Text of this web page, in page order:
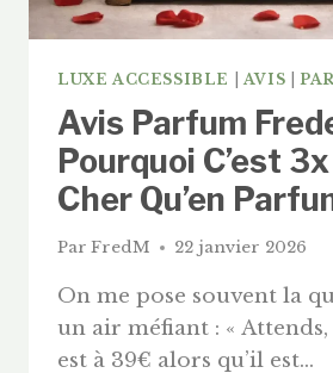
LUXE ACCESSIBLE AVIS
Avis Parfum
Pourquoi C’est
Cher Qu’en
Par FredM 22 janvier 2026
On me pose souvent la
un air méfiant : «
est à 39€ alors qu’il est…